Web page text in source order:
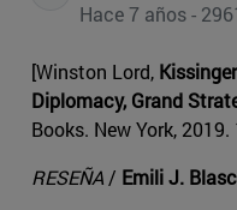
Hace 7 años -
[Winston Lord,
Diplomacy, Grand
Books. New York, 2019.
RESEÑA/ Emili J.